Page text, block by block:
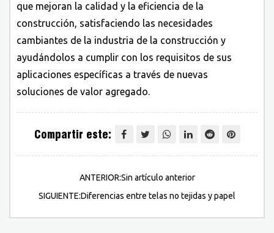
que mejoran la calidad y la eficiencia de la
construcción, satisfaciendo las necesidades
cambiantes de la industria de la construcción y
ayudándolos a cumplir con los requisitos de sus
aplicaciones específicas a través de nuevas
soluciones de valor agregado.
Compartir este:
ANTERIOR:Sin artículo anterior
SIGUIENTE:Diferencias entre telas no tejidas y papel